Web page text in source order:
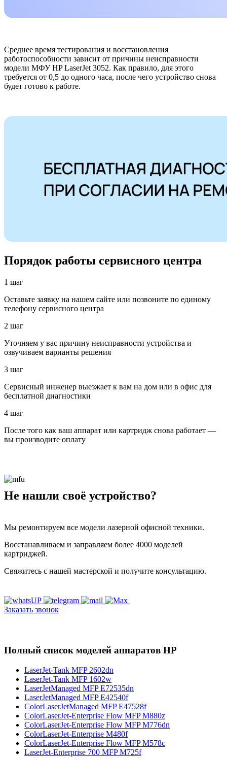
Среднее время тестирования и восстановления
работоспособности зависит от причины неисправности
модели МФУ HP LaserJet 3052. Как правило, для этого
требуется от 0,5 до одного часа, после чего устройство снова
будет готово к работе.
Порядок работы сервисного центра
1 шаг
Оставьте заявку на нашем сайте или позвоните по единому
телефону сервисного центра
2 шаг
Уточняем у вас причину неисправности устройства и
озвучиваем варианты решения
3 шаг
Сервисный инженер выезжает к вам на дом или в офис для
бесплатной диагностики
4 шаг
После того как ваш аппарат или картридж снова работает —
вы производите оплату
Не нашли своё устройство?
Мы ремонтируем все модели лазерной офисной техники.
Восстанавливаем и заправляем более 4000 моделей
картриджей.
Свяжитесь с нашей мастерской и получите консультацию.
Заказать звонок
Полный список моделей аппаратов HP
LaserJet-Tank MFP 2602dn
LaserJet-Tank MFP 1602w
LaserJetManaged MFP E72535dn
LaserJetManaged MFP E42540f
ColorLaserJetManaged MFP E47528f
ColorLaserJet-Enterprise Flow MFP M880z
ColorLaserJet-Enterprise Flow MFP M776dn
ColorLaserJet-Enterprise M480f
ColorLaserJet-Enterprise Flow MFP M578с
LaserJet-Enterprise 700 MFP M725f